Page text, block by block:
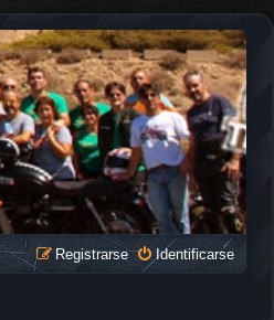
Identificarse
Registrarse